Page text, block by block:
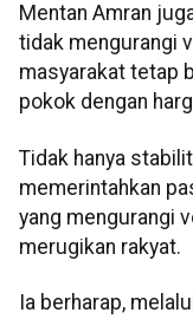
Mentan Amran
tidak mengurangi
masyarakat tetap
pokok dengan
Tidak hanya
memerintahkan
yang mengurangi
merugikan rakyat.
Ia berharap,